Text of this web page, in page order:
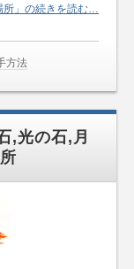
所」の続きを読む…
方法
,光の石,月